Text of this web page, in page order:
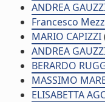
ANDREA
Francesco
MARIO CAPIZZI
ANDREA
BERARDO
MASSIMO
ELISABETTA